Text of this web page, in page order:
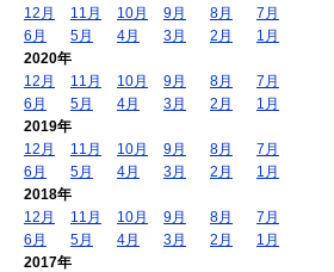
12月
11月 10月 9月 8月
7月
6月
5月 4月 3月 2月
1月
2020年
12月
11月 10月 9月 8月
7月
6月
5月 4月 3月 2月
1月
2019年
12月
11月 10月 9月 8月
7月
6月
5月 4月 3月 2月
1月
2018年
12月
11月 10月 9月 8月
7月
6月
5月 4月 3月 2月
1月
2017年